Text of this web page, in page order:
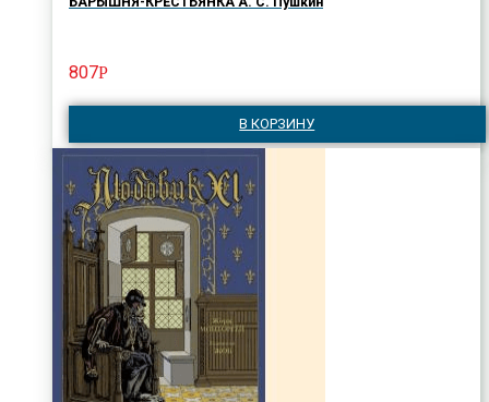
807Р
В КОРЗИНУ